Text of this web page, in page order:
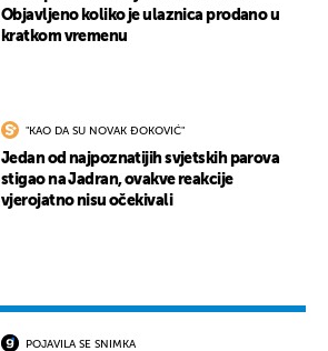
Objavljeno koliko je ulaznica prodano u
kratkom vremenu
"KAO DA SU NOVAK ĐOKOVIĆ"
Jedan od najpoznatijih svjetskih parova
stigao na Jadran, ovakve reakcije
vjerojatno nisu očekivali
POJAVILA SE SNIMKA